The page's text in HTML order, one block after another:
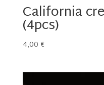
California
(4pcs)
4,00 €